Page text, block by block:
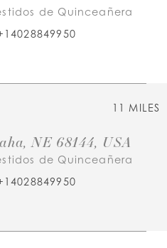
de Quinceañera
11 MILES
NE 68144, USA
de Quinceañera